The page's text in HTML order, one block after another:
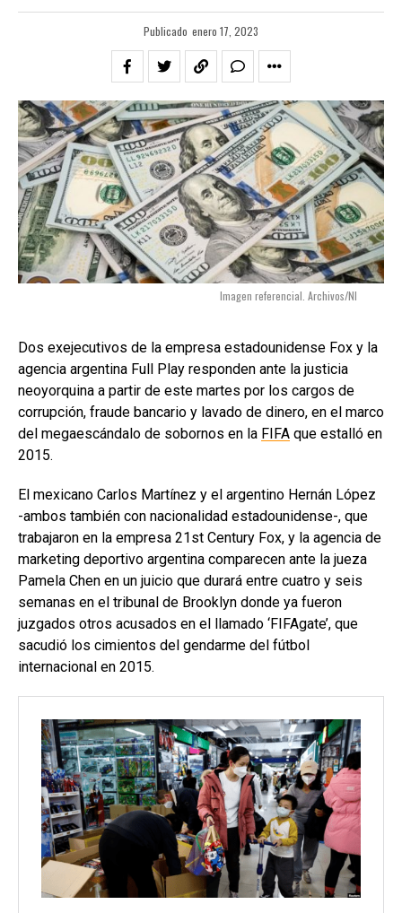
Publicado enero 17, 2023
Imagen referencial. Archivos/NI
Dos exejecutivos de la empresa estadounidense Fox y la
agencia argentina Full Play responden ante la justicia
neoyorquina a partir de este martes por los cargos de
corrupción, fraude bancario y lavado de dinero, en el marco
del megaescándalo de sobornos en la FIFA que estalló en
2015.
El mexicano Carlos Martínez y el argentino Hernán López
-ambos también con nacionalidad estadounidense-, que
trabajaron en la empresa 21st Century Fox, y la agencia de
marketing deportivo argentina comparecen ante la jueza
Pamela Chen en un juicio que durará entre cuatro y seis
semanas en el tribunal de Brooklyn donde ya fueron
juzgados otros acusados en el llamado ‘FIFAgate’, que
sacudió los cimientos del gendarme del fútbol
internacional en 2015.